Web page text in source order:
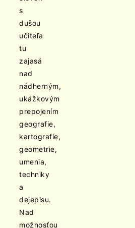
s
dušou
učiteľa
tu
zajasá
nad
nádherným,
ukážkovým
prepojením
geografie,
kartografie,
geometrie,
umenia,
techniky
a
dejepisu.
Nad
možnosťou